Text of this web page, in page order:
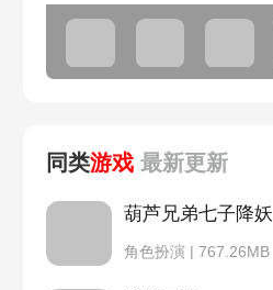
同类游戏 最新更新
葫芦兄弟七子降妖
角色扮演 | 767.26MB